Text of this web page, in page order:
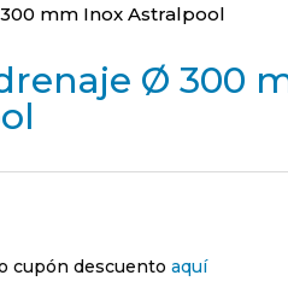
mm Inox Astralpool
Ø 300
cupón descuento aquí